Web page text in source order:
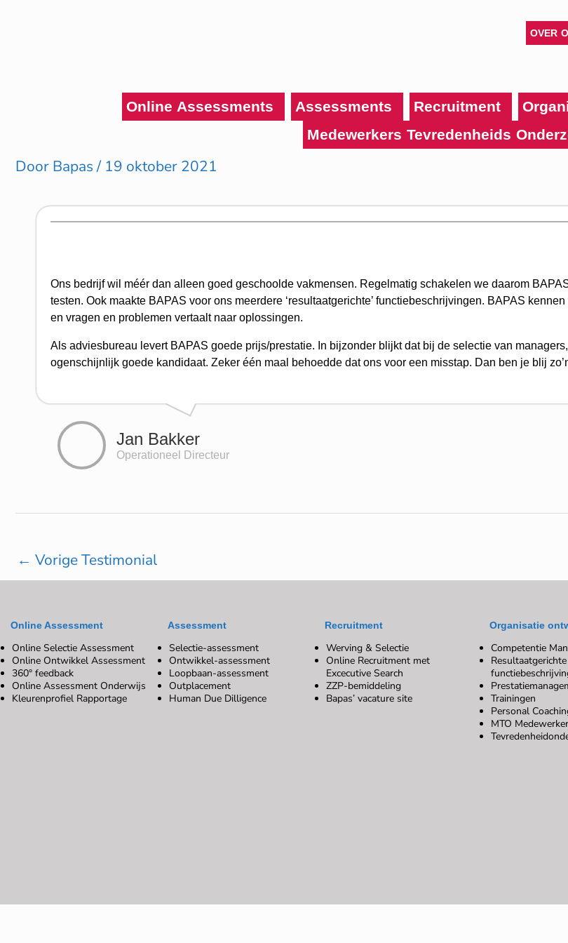
OVER
Online Assessments Assessments Recruitment
Medewerkers Tevredenheids
Door Bapas/ 19 oktober 2021
Ons bedrijf wil méér dan alleen goed geschoolde vakmensen. Regelmatig schakelen we daarom
testen. Ook maakte BAPAS voor ons meerdere ‘resultaatgerichte’ functiebeschrijvingen. BAPAS
en vragen en problemen vertaalt naar oplossingen.
Als adviesbureau levert BAPAS goede prijs/prestatie. In bijzonder blijkt dat bij de selectie van
ogenschijnlijk goede kandidaat. Zeker één maal behoedde dat ons voor een misstap. Dan ben je blij
Jan Bakker
Operationeel Directeur
← Vorige Testimonial
Online Assessment
Online Selectie Assessment
Online Ontwikkel Assessment
360° feedback
Online Assessment Onderwijs
Kleurenprofiel Rapportage
Assessment
Selectie-assessment
Ontwikkel-assessment
Loopbaan-assessment
Outplacement
Human Due Dilligence
Recruitment
Werving & Selectie
Online Recruitment met
Excecutive Search
ZZP-bemiddeling
Bapas’ vacature site
Organisatie
Competentie
Resultaatgerichte
Trainingen
Personal
MTO